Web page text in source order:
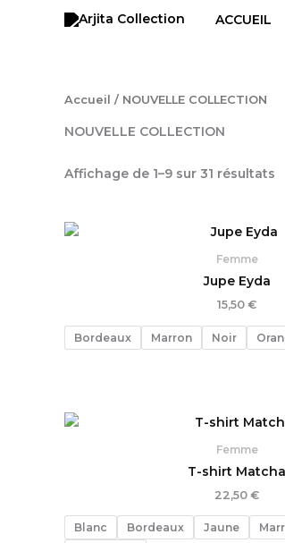
ACCUEIL
Accueil / NOUVELLE COLLECTION
NOUVELLE COLLECTION
Affichage de 1–9 sur 31 résultats
Femme
Jupe Eyda
15,50€
Bordeaux Marron Noir
Femme
T-shirt Matcha
22,50€
Blanc Bordeaux Jaune